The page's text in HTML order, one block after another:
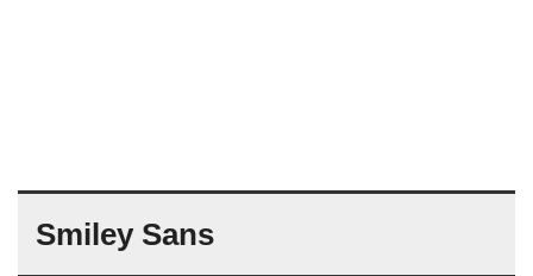
Smiley Sans